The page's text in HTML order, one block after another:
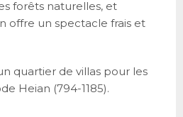
forêts naturelles, et
offre un spectacle frais et
quartier de villas pour les
Heian (794-1185).